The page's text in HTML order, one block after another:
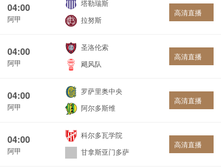
04:00
阿甲
塔勒瑞斯
拉努斯
高清直播
04:00
阿甲
圣洛伦索
飓风队
高清直播
04:00
阿甲
罗萨里奥中央
阿尔多斯维
高清直播
04:00
阿甲
科尔多瓦学院
甘拿斯亚门多萨
高清直播